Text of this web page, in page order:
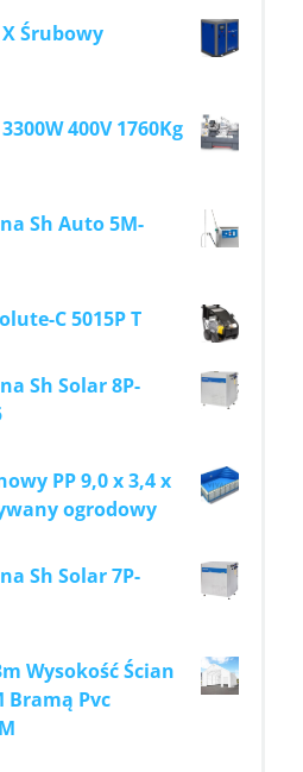
Śrubowy
400V 1760Kg
Sh Auto 5M-
C 5015P T
Sh Solar 8P-
PP 9,0 x 3,4 x
ogrodowy
Sh Solar 7P-
Wysokość Ścian
Bramą Pvc